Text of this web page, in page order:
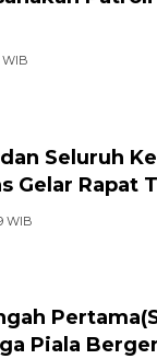
WIB
Seluruh
Gelar Rapat
WIB
Piala